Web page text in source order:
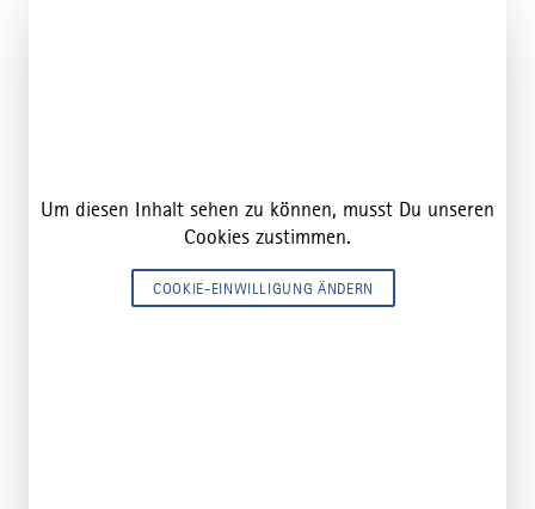
Um diesen Inhalt sehen zu können, musst Du unseren
Cookies zustimmen.
COOKIE-EINWILLIGUNG ÄNDERN